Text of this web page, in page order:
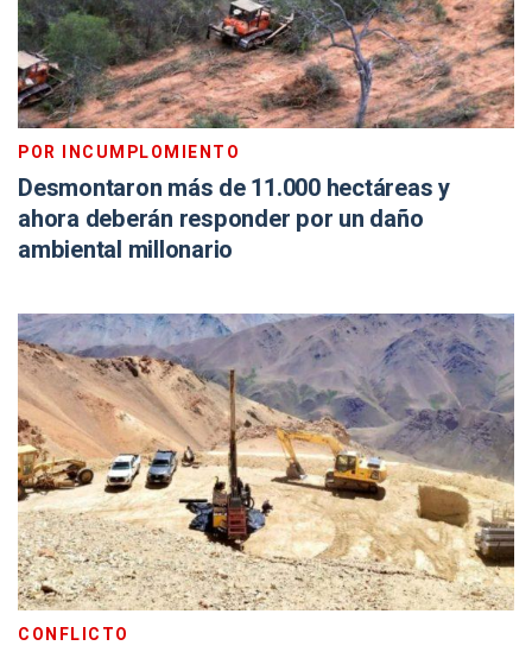
POR INCUMPLOMIENTO
Desmontaron más de 11.000 hectáreas y
ahora deberán responder por un daño
ambiental millonario
CONFLICTO